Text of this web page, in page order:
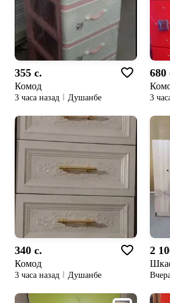
355 c.
Комод
3 часа назад Душанбе
680
3
340 c.
Комод
3 часа назад Душанбе
2